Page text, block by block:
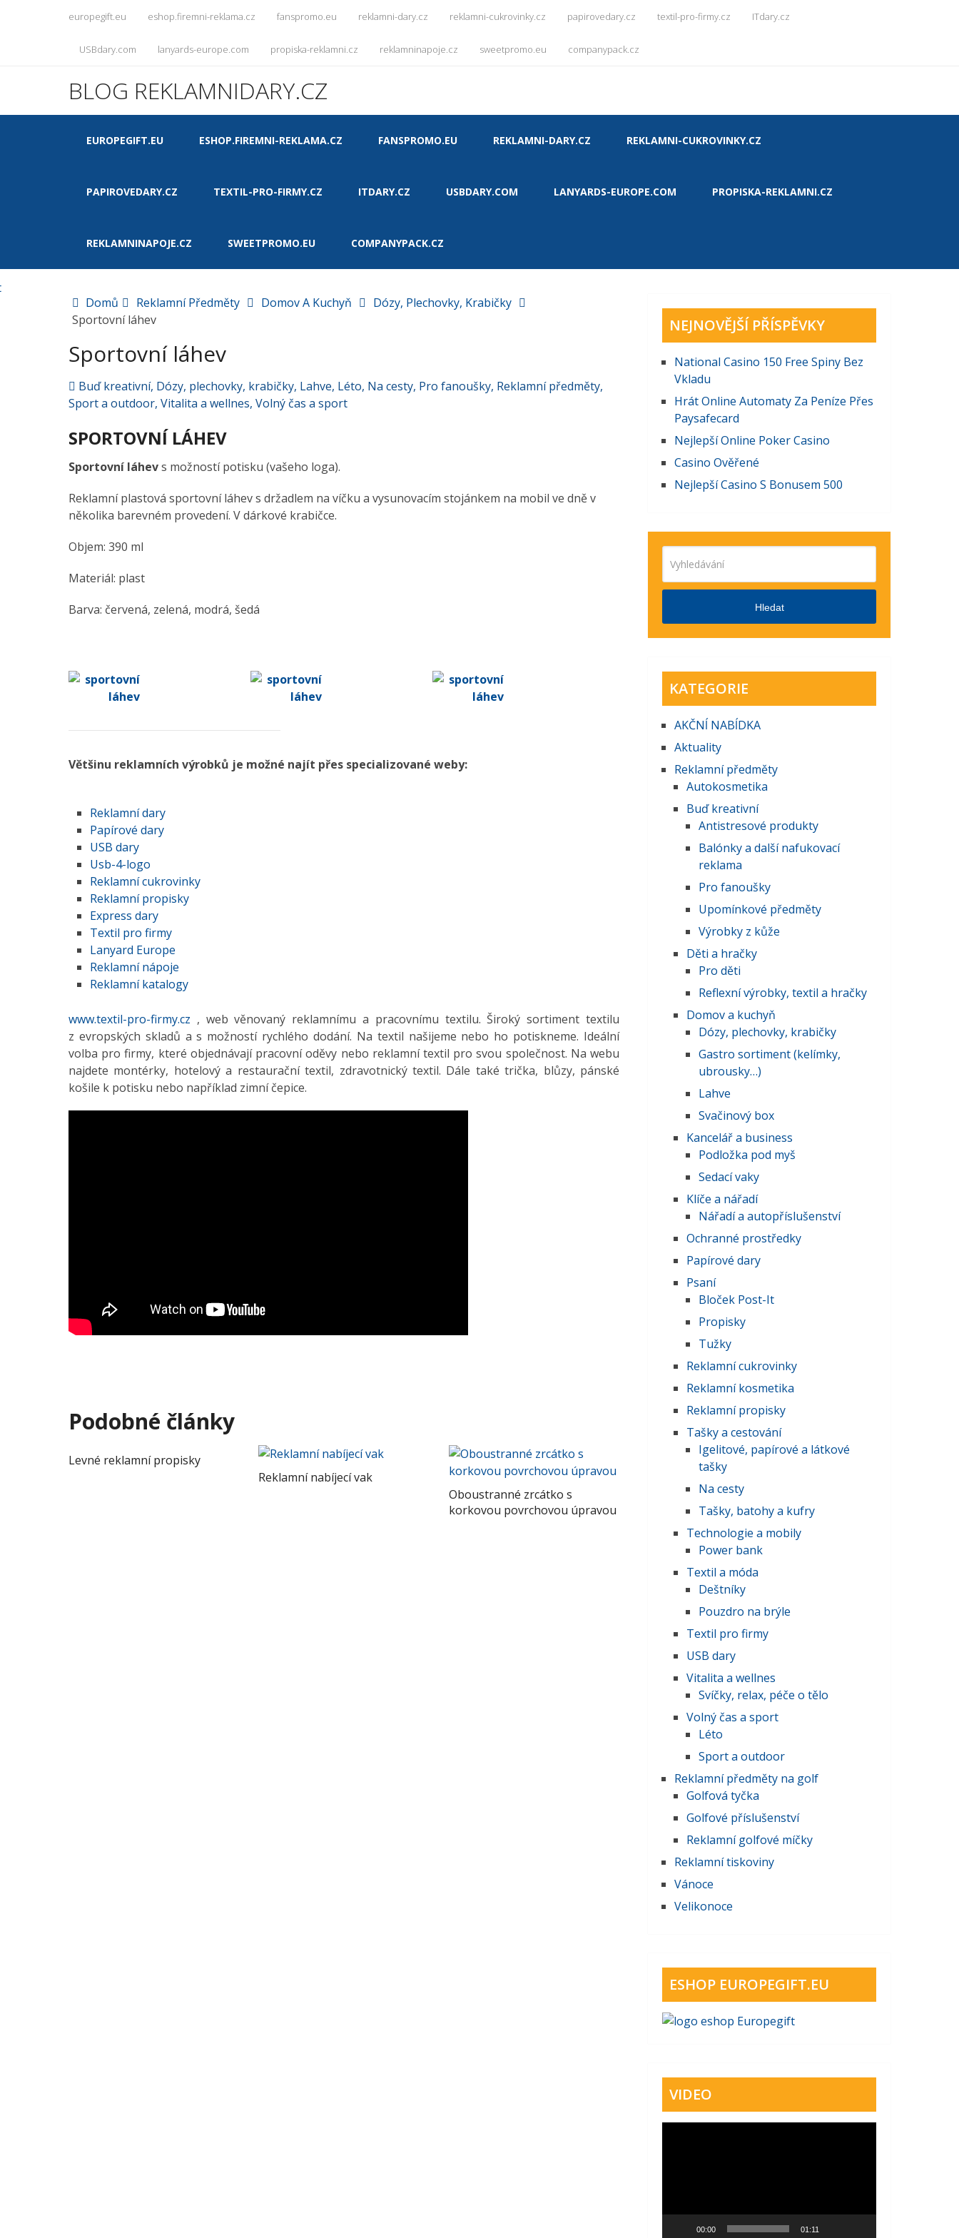
europegift.eu eshop.firemni-reklama.cz fanspromo.eu reklamni-dary.cz reklamni-cukrovinky.cz papirovedary.cz textil-pro-firmy.cz ITdary.cz
USBdary.com lanyards-europe.com propiska-reklamni.cz reklamninapoje.cz sweetpromo.eu companypack.cz
BLOG REKLAMNIDARY.CZ
EUROPEGIFT.EU ESHOP.FIREMNI-REKLAMA.CZ FANSPROMO.EU REKLAMNI-DARY.CZ REKLAMNI-CUKROVINKY.CZ
PAPIROVEDARY.CZ TEXTIL-PRO-FIRMY.CZ ITDARY.CZ USBDARY.COM LANYARDS-EUROPE.COM PROPISKA-REKLAMNI.CZ
REKLAMNINAPOJE.CZ SWEETPROMO.EU COMPANYPACK.CZ
Domů Reklamní Předměty Domov A Kuchyň
Dózy, Plechovky, Krabičky
Sportovní láhev
Sportovní láhev
Buď kreativní, Dózy, plechovky, krabičky, Lahve, Léto, Na cesty, Pro fanoušky, Reklamní předměty,
Sport a outdoor, Vitalita a wellnes, Volný čas a sport
SPORTOVNÍ LÁHEV
Sportovní láhevs možností potisku (vašeho loga).
Reklamní plastová sportovní láhev s držadlem na víčku a vysunovacím stojánkem na mobil ve dně v
několika barevném provedení. V dárkové krabičce.
Objem: 390 ml
Materiál: plast
Barva: červená, zelená, modrá, šedá
Většinu reklamních výrobků je možné najít přes specializované weby:
Reklamní dary
Papírové dary
USB dary
Usb-4-logo
Reklamní cukrovinky
Reklamní propisky
Express dary
Textil pro firmy
Lanyard Europe
Reklamní nápoje
Reklamní katalogy
www.textil-pro-firmy.cz , web věnovaný reklamnímu a pracovnímu textilu. Široký sortiment textilu
z evropských skladů a s možností rychlého dodání. Na textil našijeme nebo ho potiskneme. Ideální
volba pro firmy, které objednávají pracovní oděvy nebo reklamní textil pro svou společnost. Na webu
najdete montérky, hotelový a restaurační textil, zdravotnický textil. Dále také trička, blůzy, pánské
košile k potisku nebo například zimní čepice.
Podobné články
Levné reklamní propisky
Reklamní nabíjecí vak
Oboustranné zrcátko s
korkovou povrchovou úpravou
NEJNOVĚJŠÍ PŘÍSPĚVKY
National Casino 150 Free Spiny Bez
Vkladu
Hrát Online Automaty Za Peníze Přes
Paysafecard
Nejlepší Online Poker Casino
Casino Ověřené
Nejlepší Casino S Bonusem 500
Hledat
KATEGORIE
AKČNĺ NABĺDKA
Aktuality
Reklamní předměty
Autokosmetika
Buď kreativní
Antistresové produkty
Balónky a další nafukovací
reklama
Pro fanoušky
Upomínkové předměty
Výrobky z kůže
Děti a hračky
Pro děti
Reflexní výrobky, textil a hračky
Domov a kuchyň
Dózy, plechovky, krabičky
Gastro sortiment (kelímky,
ubrousky…)
Lahve
Svačinový box
Kancelář a business
Podložka pod myš
Sedací vaky
Klíče a nářadí
Nářadí a autopříslušenství
Ochranné prostředky
Papírové dary
Psaní
Bloček Post-It
Propisky
Tužky
Reklamní cukrovinky
Reklamní kosmetika
Reklamní propisky
Tašky a cestování
Igelitové, papírové a látkové
tašky
Na cesty
Tašky, batohy a kufry
Technologie a mobily
Power bank
Textil a móda
Deštníky
Pouzdro na brýle
Textil pro firmy
USB dary
Vitalita a wellnes
Svíčky, relax, péče o tělo
Volný čas a sport
Léto
Sport a outdoor
Reklamní předměty na golf
Golfová tyčka
Golfové příslušenství
Reklamní golfové míčky
Reklamní tiskoviny
Vánoce
Velikonoce
ESHOP EUROPEGIFT.EU
VIDEO
00:00 01:11